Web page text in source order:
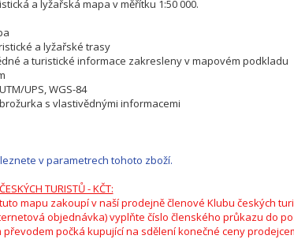
a lyžařská mapa v měřítku 1:50 000.
a lyžařské trasy
a turistické informace zakresleny v mapovém podkladu
UPS, WGS-84
s vlastivědnými informacemi
v parametrech tohoto zboží.
TURISTŮ - KČT:
mapu zakoupí v naší prodejně členové Klubu českých
objednávka) vyplňte číslo členského průkazu do
počká kupující na sdělení konečné ceny